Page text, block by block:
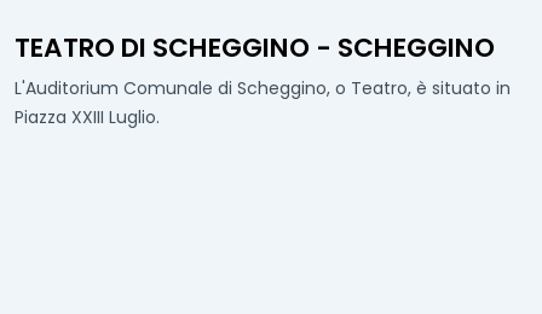
TEATRO DI SCHEGGINO - SCHEGGINO
L'Auditorium Comunale di Scheggino, o Teatro, è situato in
Piazza XXIII Luglio.